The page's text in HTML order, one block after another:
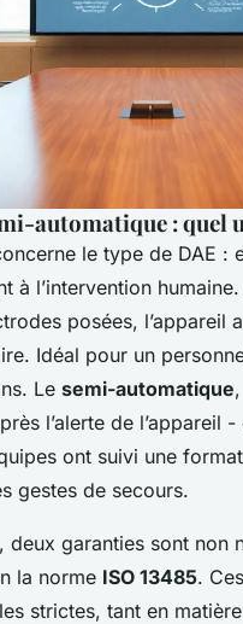
automatique : quel
le type de DAE :
à l’intervention
posées, l’appareil
Idéal pour un
Le semi-automatique
l’alerte de l’appareil
ont suivi une
gestes de secours.
deux garanties sont non
la norme ISO 13485.
strictes, tant en